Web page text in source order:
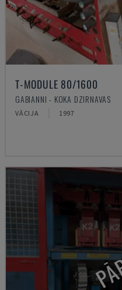
T-MODULE 80/1600
GABIANNI - KOKA DZIRNAVAS
VĀCIJA 1997